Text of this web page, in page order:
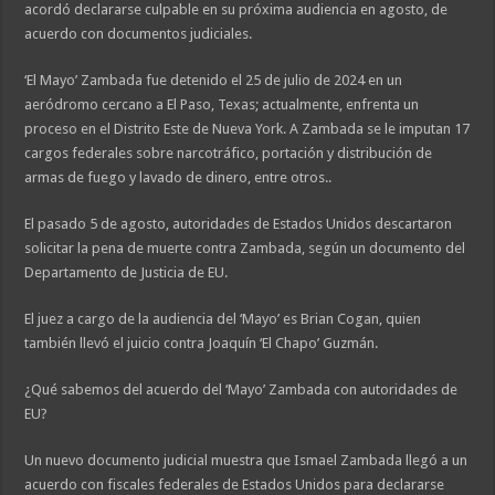
acordó declararse culpable en su próxima audiencia en agosto, de
acuerdo con documentos judiciales.
‘El Mayo’ Zambada fue detenido el 25 de julio de 2024 en un
aeródromo cercano a El Paso, Texas; actualmente, enfrenta un
proceso en el Distrito Este de Nueva York. A Zambada se le imputan 17
cargos federales sobre narcotráfico, portación y distribución de
armas de fuego y lavado de dinero, entre otros..
El pasado 5 de agosto, autoridades de Estados Unidos descartaron
solicitar la pena de muerte contra Zambada, según un documento del
Departamento de Justicia de EU.
El juez a cargo de la audiencia del ‘Mayo’ es Brian Cogan, quien
también llevó el juicio contra Joaquín ‘El Chapo’ Guzmán.
¿Qué sabemos del acuerdo del ‘Mayo’ Zambada con autoridades de
EU?
Un nuevo documento judicial muestra que Ismael Zambada llegó a un
acuerdo con fiscales federales de Estados Unidos para declararse